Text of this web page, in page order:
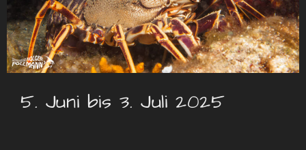
5. Juni bis 3. Juli 2025